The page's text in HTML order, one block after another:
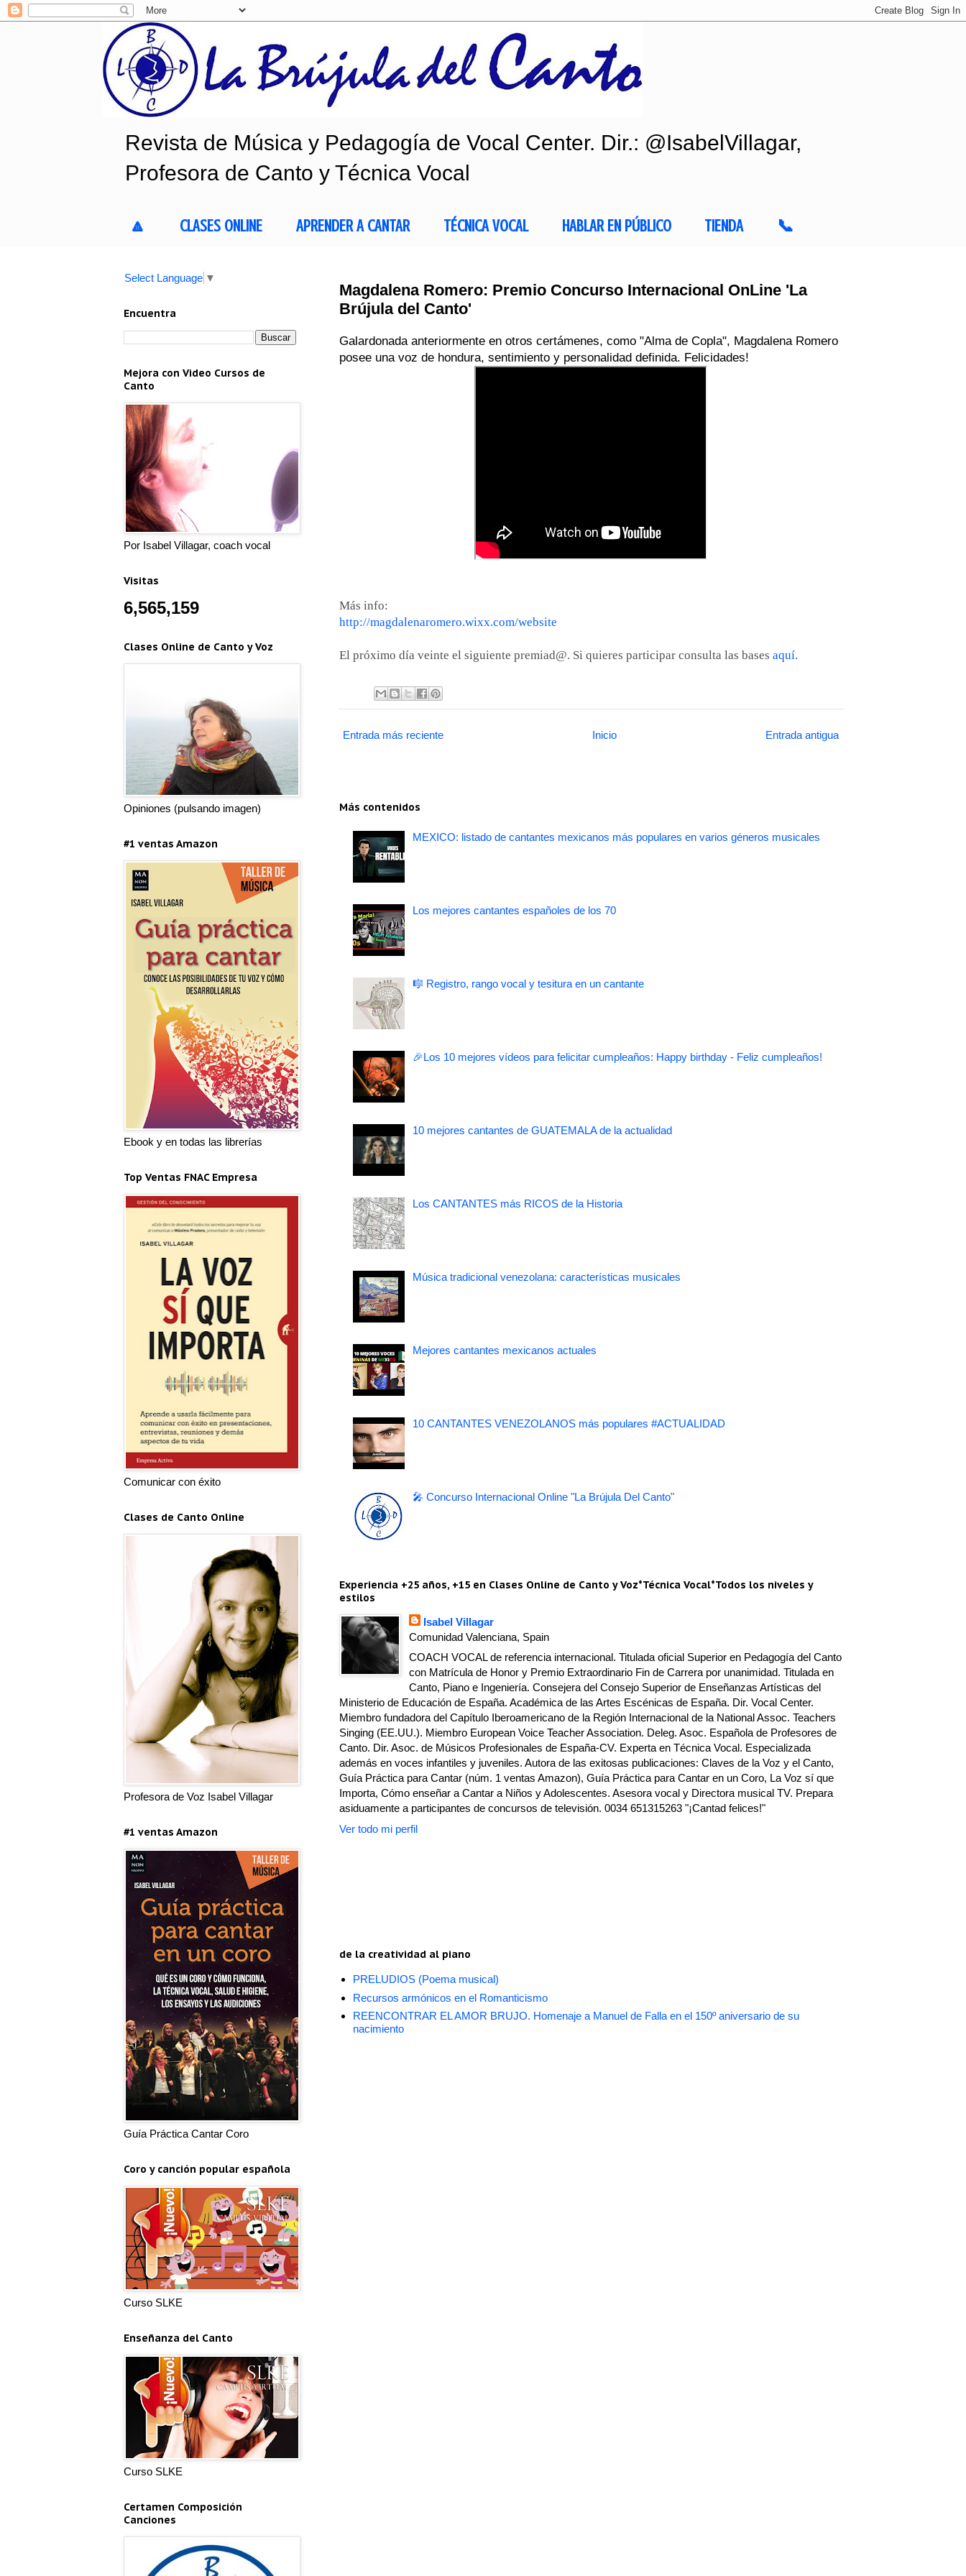
Revista de Música y Pedagogía de Vocal Center. Dir.: @IsabelVillagar,
Profesora de Canto y Técnica Vocal
🔼 CLASES ONLINE APRENDER A CANTAR TÉCNICA VOCAL HABLAR EN PÚBLICO TIENDA 📞
Magdalena Romero: Premio Concurso Internacional OnLine 'La
Brújula del Canto'
Galardonada anteriormente en otros certámenes, como "Alma de Copla", Magdalena Romero
posee una voz de hondura, sentimiento y personalidad definida. Felicidades!
Más info:
http://magdalenaromero.wixx.com/website
El próximo día veinte el siguiente premiad@. Si quieres participar consulta las bases aquí.
Entrada más reciente Entrada antigua
Inicio
Más contenidos
MEXICO: listado de cantantes mexicanos más populares en varios géneros musicales
Los mejores cantantes españoles de los 70
🎼 Registro, rango vocal y tesitura en un cantante
🎉Los 10 mejores vídeos para felicitar cumpleaños: Happy birthday - Feliz cumpleaños!
10 mejores cantantes de GUATEMALA de la actualidad
Los CANTANTES más RICOS de la Historia
Música tradicional venezolana: características musicales
Mejores cantantes mexicanos actuales
10 CANTANTES VENEZOLANOS más populares #ACTUALIDAD
🎤 Concurso Internacional Online "La Brújula Del Canto"
Experiencia +25 años, +15 en Clases Online de Canto y Voz*Técnica Vocal*Todos los niveles y
estilos
Isabel Villagar
Comunidad Valenciana, Spain
COACH VOCAL de referencia internacional. Titulada oficial Superior en Pedagogía del Canto
con Matrícula de Honor y Premio Extraordinario Fin de Carrera por unanimidad. Titulada en
Canto, Piano e Ingeniería. Consejera del Consejo Superior de Enseñanzas Artísticas del
Ministerio de Educación de España. Académica de las Artes Escénicas de España. Dir. Vocal Center.
Miembro fundadora del Capítulo Iberoamericano de la Región Internacional de la National Assoc. Teachers
Singing (EE.UU.). Miembro European Voice Teacher Association. Deleg. Asoc. Española de Profesores de
Canto. Dir. Asoc. de Músicos Profesionales de España-CV. Experta en Técnica Vocal. Especializada
además en voces infantiles y juveniles. Autora de las exitosas publicaciones: Claves de la Voz y el Canto,
Guía Práctica para Cantar (núm. 1 ventas Amazon), Guía Práctica para Cantar en un Coro, La Voz sí que
Importa, Cómo enseñar a Cantar a Niños y Adolescentes. Asesora vocal y Directora musical TV. Prepara
asiduamente a participantes de concursos de televisión. 0034 651315263 "¡Cantad felices!"
Ver todo mi perfil
de la creatividad al piano
PRELUDIOS (Poema musical)
Recursos armónicos en el Romanticismo
REENCONTRAR EL AMOR BRUJO. Homenaje a Manuel de Falla en el 150º aniversario de su
nacimiento
Select Language ▼
Encuentra
Mejora con Video Cursos de
Canto
Por Isabel Villagar, coach vocal
Visitas
6,565,159
Clases Online de Canto y Voz
Opiniones (pulsando imagen)
#1 ventas Amazon
Ebook y en todas las librerías
Top Ventas FNAC Empresa
Comunicar con éxito
Clases de Canto Online
Profesora de Voz Isabel Villagar
#1 ventas Amazon
Guía Práctica Cantar Coro
Coro y canción popular española
Curso SLKE
Enseñanza del Canto
Curso SLKE
Certamen Composición
Canciones